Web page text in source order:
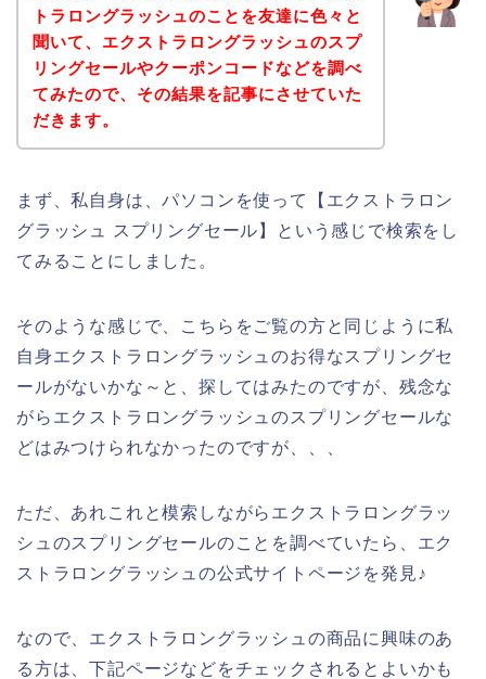
トラロングラッシュのことを友達に色々と
聞いて、エクストラロングラッシュのスプ
リングセールやクーポンコードなどを調べ
てみたので、その結果を記事にさせていた
だきます。
まず、私自身は、パソコンを使って【エクストラロン
グラッシュ スプリングセール】という感じで検索をし
てみることにしました。
そのような感じで、こちらをご覧の方と同じように私
自身エクストラロングラッシュのお得なスプリングセ
ールがないかな～と、探してはみたのですが、残念な
がらエクストラロングラッシュのスプリングセールな
どはみつけられなかったのですが、、、
ただ、あれこれと模索しながらエクストラロングラッ
シュのスプリングセールのことを調べていたら、エク
ストラロングラッシュの公式サイトページを発見♪
なので、エクストラロングラッシュの商品に興味のあ
る方は、下記ページなどをチェックされるとよいかも